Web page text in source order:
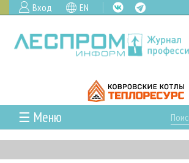
Вход EN
☰ Меню
ГЛАВНАЯ
РУБРИКИ И ТЕМЫ